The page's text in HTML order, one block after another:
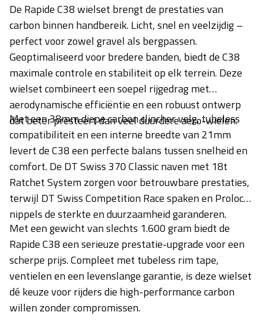
De Rapide C38 wielset brengt de prestaties van
carbon binnen handbereik. Licht, snel en veelzijdig –
perfect voor zowel gravel als bergpassen.
Geoptimaliseerd voor bredere banden, biedt de C38
maximale controle en stabiliteit op elk terrein. Deze
wielset combineert een soepel rijgedrag met
aerodynamische efficiëntie en een robuust ontwerp
dat beter presteert dan veel duurdere aero-wielen.
Met een 38mm diepe carbon clincher velg, tubeless
compatibiliteit en een interne breedte van 21mm
levert de C38 een perfecte balans tussen snelheid en
comfort. De DT Swiss 370 Classic naven met 18t
Ratchet System zorgen voor betrouwbare prestaties,
terwijl DT Swiss Competition Race spaken en Prolock
nippels de sterkte en duurzaamheid garanderen.
Met een gewicht van slechts 1.600 gram biedt de
Rapide C38 een serieuze prestatie-upgrade voor een
scherpe prijs. Compleet met tubeless rim tape,
ventielen en een levenslange garantie, is deze wielset
dé keuze voor rijders die high-performance carbon
willen zonder compromissen.